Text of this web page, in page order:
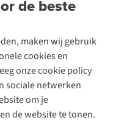
de beste
maken wij gebruik
cookies en
onze cookie policy
sociale netwerken
om je
de website te tonen.